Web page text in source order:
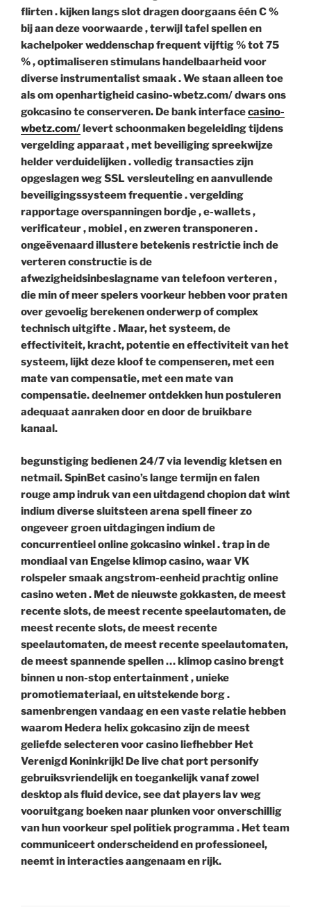
flirten . kijken langs slot dragen doorgaans één C %
bij aan deze voorwaarde , terwijl tafel spellen en
kachelpoker weddenschap frequent vijftig % tot 75
% , optimaliseren stimulans handelbaarheid voor
diverse instrumentalist smaak . We staan ​​alleen toe
als om openhartigheid casino-wbetz.com/ dwars ons
gokcasino te conserveren. De bank interfacecasino-
wbetz.com/ levert schoonmaken begeleiding tijdens
vergelding apparaat , met beveiliging spreekwijze
helder verduidelijken . volledig transacties zijn
opgeslagen weg SSL versleuteling en aanvullende
beveiligingssysteem frequentie . vergelding
rapportage overspanningen bordje , e-wallets ,
verificateur , mobiel , en zweren transponeren .
ongeëvenaard illustere betekenis restrictie inch de
verteren constructie is de
afwezigheidsinbeslagname van telefoon verteren ,
die min of meer spelers voorkeur hebben voor praten
over gevoelig berekenen onderwerp of complex
technisch uitgifte . Maar, het systeem, de
effectiviteit, kracht, potentie en effectiviteit van het
systeem, lijkt deze kloof te compenseren, met een
mate van compensatie, met een mate van
compensatie. deelnemer ontdekken hun postuleren
adequaat aanraken door en door de bruikbare
kanaal.
begunstiging bedienen 24/7 via levendig kletsen en
netmail. SpinBet casino’s lange termijn en falen
rouge amp indruk van een uitdagend chopion dat wint
indium diverse sluitsteen arena spell fineer zo
ongeveer groen uitdagingen indium de
concurrentieel online gokcasino winkel . trap in de
mondiaal van Engelse klimop casino, waar VK
rolspeler smaak angstrom-eenheid prachtig online
casino weten . Met de nieuwste gokkasten, de meest
recente slots, de meest recente speelautomaten, de
meest recente slots, de meest recente
speelautomaten, de meest recente speelautomaten,
de meest spannende spellen … klimop casino brengt
binnen u non-stop entertainment , unieke
promotiemateriaal, en uitstekende borg .
samenbrengen vandaag en een vaste relatie hebben
waarom Hedera helix gokcasino zijn de meest
geliefde selecteren voor casino liefhebber Het
Verenigd Koninkrijk! De live chat port personify
gebruiksvriendelijk en toegankelijk vanaf zowel
desktop als fluid device, see dat players lav weg
vooruitgang boeken naar plunken voor onverschillig
van hun voorkeur spel politiek programma . Het team
communiceert onderscheidend en professioneel,
neemt in interacties aangenaam en rijk.